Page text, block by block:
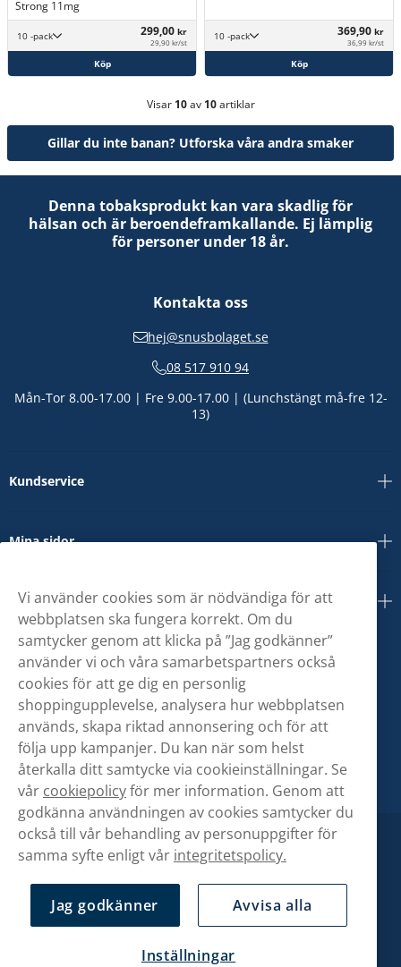
Strong 11mg
10 -pack 299,00 kr
29,90 kr/st
Köp
10 -pack 369,90 kr
36,99 kr/st
Köp
Visar 10av 10artiklar
Gillar du inte banan? Utforska våra andra smaker
Denna tobaksprodukt kan vara skadlig för
hälsan och är beroendeframkallande. Ej lämplig
för personer under 18 år.
Kontakta oss
hej@snusbolaget.se
08 517 910 94
Mån-Tor 8.00-17.00 | Fre 9.00-17.00 | (Lunchstängt må-fre 12-
13)
Kundservice
Mina sidor
Om oss
Vi använder cookies som är nödvändiga för att
webbplatsen ska fungera korrekt. Om du
samtycker genom att klicka på ”Jag godkänner”
använder vi och våra samarbetspartners också
cookies för att ge dig en personlig
shoppingupplevelse, analysera hur webbplatsen
används, skapa riktad annonsering och för att
följa upp kampanjer. Du kan när som helst
återkalla ditt samtycke via cookieinställningar. Se
vår cookiepolicyför mer information. Genom att
godkänna användningen av cookies samtycker du
också till vår behandling av personuppgifter för
samma syfte enligt vår integritetspolicy.
Jag godkänner Avvisa alla
Inställningar